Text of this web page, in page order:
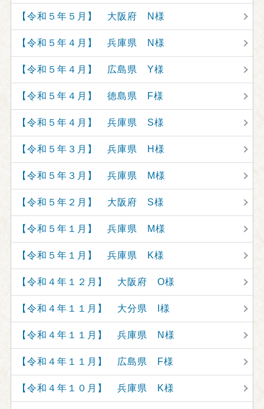
【令和５年５月】 大阪府 N様
【令和５年４月】 兵庫県 N様
【令和５年４月】 広島県 Y様
【令和５年４月】 徳島県 F様
【令和５年４月】 兵庫県 S様
【令和５年３月】 兵庫県 H様
【令和５年３月】 兵庫県 M様
【令和５年２月】 大阪府 S様
【令和５年１月】 兵庫県 M様
【令和５年１月】 兵庫県 K様
【令和４年１２月】 大阪府 O様
【令和４年１１月】 大分県 I様
【令和４年１１月】 兵庫県 N様
【令和４年１１月】 広島県 F様
【令和４年１０月】 兵庫県 K様